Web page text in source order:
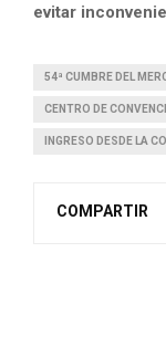
evitar
54ª CUMBRE DEL
CENTRO DE
INGRESO DESDE LA
COMPARTIR